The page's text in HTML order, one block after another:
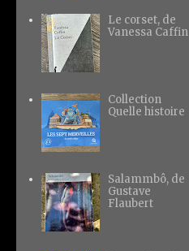
Le corset, de
Vanessa Caffin
Collection
Quelle histoire
Salammbô, de
Gustave
Flaubert